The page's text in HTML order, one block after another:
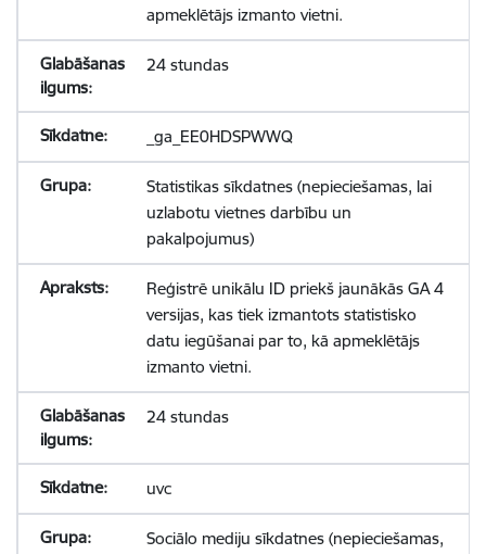
apmeklētājs izmanto vietni.
24 stundas
_ga_EE0HDSPWWQ
Statistikas sīkdatnes (nepieciešamas, lai
uzlabotu vietnes darbību un
pakalpojumus)
Reģistrē unikālu ID priekš jaunākās GA 4
versijas, kas tiek izmantots statistisko
datu iegūšanai par to, kā apmeklētājs
izmanto vietni.
24 stundas
uvc
Sociālo mediju sīkdatnes (nepieciešamas,